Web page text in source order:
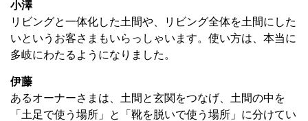
小澤
リビングと一体化した土間や、リビング全体を土間にした
いというお客さまもいらっしゃいます。使い方は、本当に
多岐にわたるようになりました。
伊藤
あるオーナーさまは、土間と玄関をつなげ、土間の中を
「土足で使う場所」と「靴を脱いで使う場所」に分けてい